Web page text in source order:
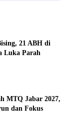
21 ABH di
Luka Parah
MTQ Jabar 2027,
dan Fokus